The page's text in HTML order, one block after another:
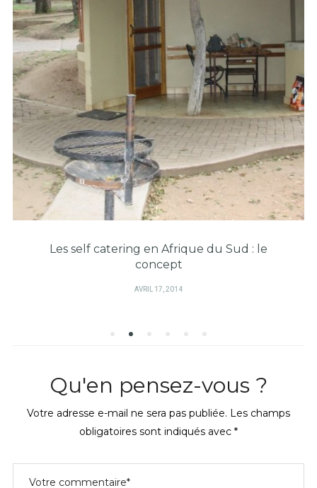
Les self catering en Afrique du Sud : le
concept
PUBLIÉ
AVRIL 17, 2014
Qu'en pensez-vous ?
Votre adresse e-mail ne sera pas publiée. Les champs
obligatoires sont indiqués avec *